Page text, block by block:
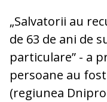
„Salvatorii au
de 63 de ani de
particulare” - a
persoane au
(regiunea